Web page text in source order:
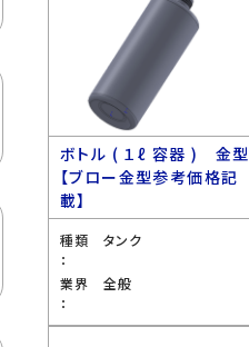
ボトル ( １ℓ 容器 ) 金型
【ブロー金型参考価格記
載】
種類
：
タンク
業界
：
全般